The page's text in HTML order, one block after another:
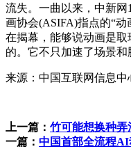
流失。一曲以来，中新网
画协会(ASIFA)指点的“动
在揭幕，能够说动画是
的。它不只加速了场景和
来源：中国互联网信息中
上一篇： 竹可能想换种
一篇： 中国首部全流程